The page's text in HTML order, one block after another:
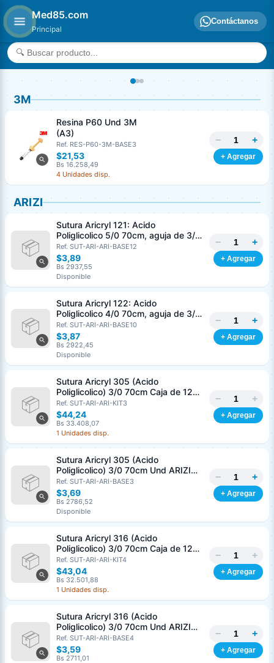
Med85.com
Principal
Contáctanos
3M
Resina P60 Und 3M
(A3)
Ref. RES-P60-3M-BASE3
$21,53
Bs 16.258,49
4 Unidades disp.
− +
+ Agregar
ARIZI
Sutura Aricryl 121: Acido
Poliglicolico 5/0 70cm, aguja de 3/8
Corte Inverso 19mm Und ARIZI
Absorbible
Ref. SUT-ARI-ARI-BASE12
$3,89
Bs 2937,55
Disponible
− +
+ Agregar
Sutura Aricryl 122: Acido
Poliglicolico 4/0 70cm, aguja de 3/8
Corte Inverso 19mm Und ARIZI
Absorbible
Ref. SUT-ARI-ARI-BASE10
$3,87
Bs 2922,45
Disponible
− +
+ Agregar
Sutura Aricryl 305 (Acido
Poliglicolico) 3/0 70cm Caja de 12
Unds ARIZI Aguja de 1/2 Circulo
Punta Conica 17mm
Ref. SUT-ARI-ARI-KIT3
$44,24
Bs 33.408,07
1 Unidades disp.
− +
+ Agregar
Sutura Aricryl 305 (Acido
Poliglicolico) 3/0 70cm Und ARIZI
Aguja de 1/2 Circulo Punta Conica
17mm
Ref. SUT-ARI-ARI-BASE3
$3,69
Bs 2786,52
Disponible
− +
+ Agregar
Sutura Aricryl 316 (Acido
Poliglicolico) 3/0 70cm Caja de 12
Unds ARIZI Aguja de 1/2 Circulo
Punta Conica 26mm
Ref. SUT-ARI-ARI-KIT4
$43,04
Bs 32.501,88
1 Unidades disp.
− +
+ Agregar
Sutura Aricryl 316 (Acido
Poliglicolico) 3/0 70cm Und ARIZI
Aguja de 1/2 Circulo Punta Conica
26mm
Ref. SUT-ARI-ARI-BASE4
$3,59
Bs 2711,01
− +
+ Agregar